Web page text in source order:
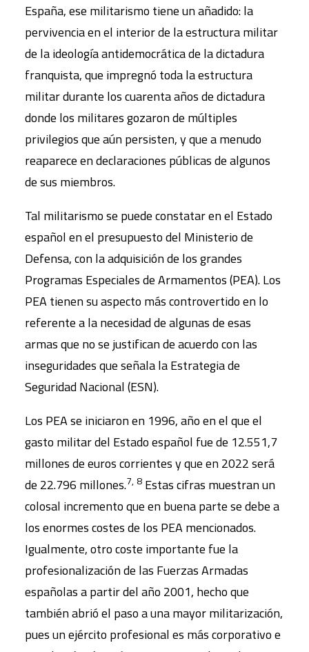
España, ese militarismo tiene un añadido: la
pervivencia en el interior de la estructura militar
de la ideología antidemocrática de la dictadura
franquista, que impregnó toda la estructura
militar durante los cuarenta años de dictadura
donde los militares gozaron de múltiples
privilegios que aún persisten, y que a menudo
reaparece en declaraciones públicas de algunos
de sus miembros.
Tal militarismo se puede constatar en el Estado
español en el presupuesto del Ministerio de
Defensa, con la adquisición de los grandes
Programas Especiales de Armamentos (PEA). Los
PEA tienen su aspecto más controvertido en lo
referente a la necesidad de algunas de esas
armas que no se justifican de acuerdo con las
inseguridades que señala la Estrategia de
Seguridad Nacional (ESN).
Los PEA se iniciaron en 1996, año en el que el
gasto militar del Estado español fue de 12.551,7
millones de euros corrientes y que en 2022 será
de 22.796 millones.7, 8 Estas cifras muestran un
colosal incremento que en buena parte se debe a
los enormes costes de los PEA mencionados.
Igualmente, otro coste importante fue la
profesionalización de las Fuerzas Armadas
españolas a partir del año 2001, hecho que
también abrió el paso a una mayor militarización,
pues un ejército profesional es más corporativo e